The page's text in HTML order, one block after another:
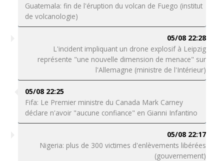
Guatemala: fin de l'éruption du volcan de Fuego (institut
de volcanologie)
05/08 22:28
L'incident impliquant un drone explosif à Leipzig
représente "une nouvelle dimension de menace" sur
l'Allemagne (ministre de l'Intérieur)
05/08 22:25
Fifa: Le Premier ministre du Canada Mark Carney
déclare n'avoir "aucune confiance" en Gianni Infantino
05/08 22:17
Nigeria: plus de 300 victimes d'enlèvements libérées
(gouvernement)